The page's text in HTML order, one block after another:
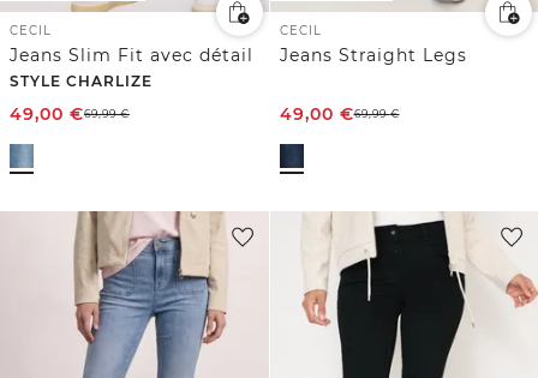
CECIL
Jeans Slim Fit avec détail
STYLE CHARLIZE
49,00 €69,99€
CECIL
Jeans Straight Legs
49,00 €69,99€